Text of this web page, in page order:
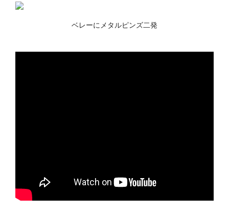
ベレーにメタルピンズ二発